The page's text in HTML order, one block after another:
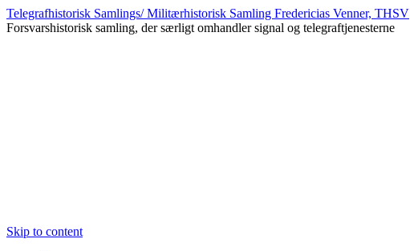
Telegrafhistorisk Samlings/ Militærhistorisk Samling Fredericias Venner, THSV
Forsvarshistorisk samling, der særligt omhandler signal og telegraftjenesterne
Skip to content